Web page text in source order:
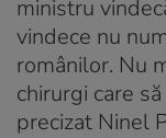
ministru
vindece nu
românilor. Nu
chirurgi care
precizat Ninel